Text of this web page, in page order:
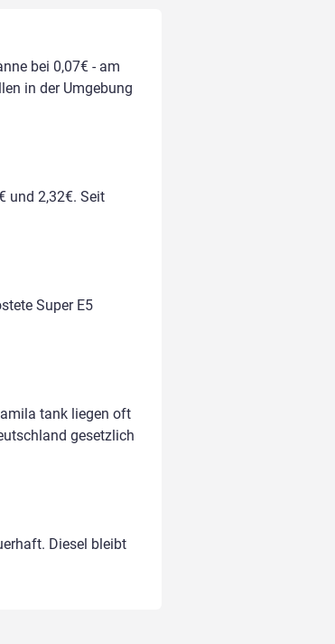
bei 0,07€ - am
in der Umgebung
und 2,32€. Seit
Super E5
tank liegen oft
gesetzlich
Diesel bleibt